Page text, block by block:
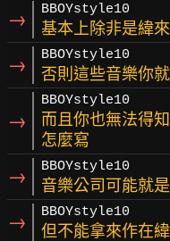
→ BBOYstyle10
基本上除非是緯
→ BBOYstyle10
否則這些音樂你
→
BBOYstyle10
而且你也無法得
怎麼寫
→ BBOYstyle10
音樂公司可能就
→ BBOYstyle10
但不能拿來作在